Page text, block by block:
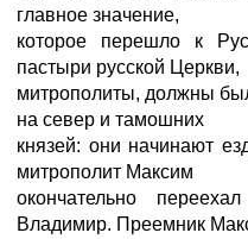
главное значение,
которое перешло к
пастыри русской Церкви,
митрополиты, должны
на север и тамошних
князей: они начинают
митрополит Максим
окончательно
Владимир. Преемник